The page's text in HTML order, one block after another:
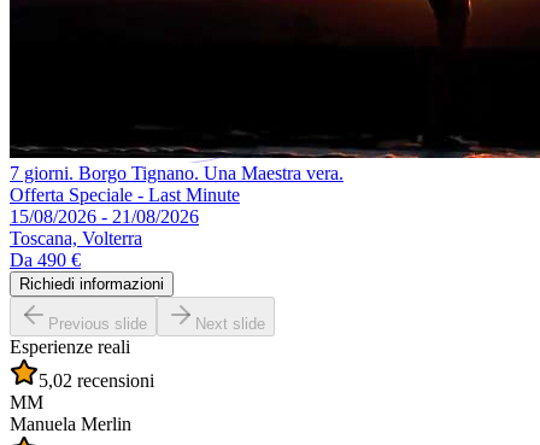
7 giorni. Borgo Tignano. Una Maestra vera.
Offerta Speciale - Last Minute
15/08/2026 - 21/08/2026
Toscana, Volterra
Da 490 €
Richiedi informazioni
Previous slide Next slide
Esperienze reali
5,02 recensioni
MM
Manuela Merlin